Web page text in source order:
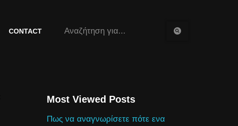
CONTACT
Most Viewed Posts
Πως να αναγνωρίσετε πότε ενα